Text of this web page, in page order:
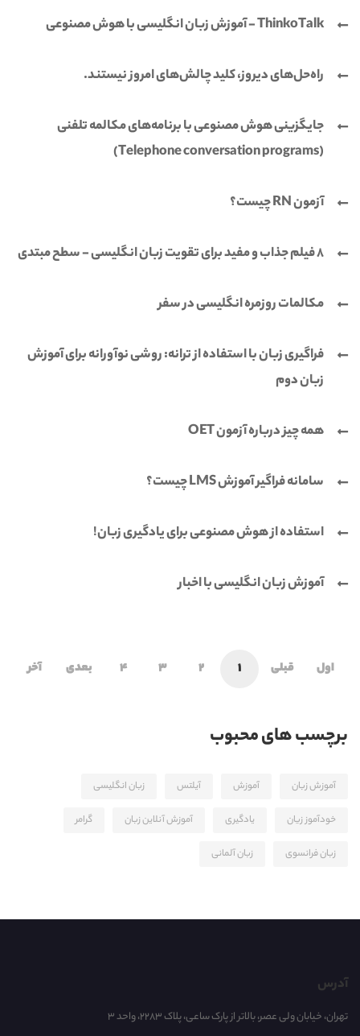
ThinkoTalk - آموزش زبان انگلیسی با هوش مصنوعی
راه‌حل‌های دیروز، کلید چالش‌های امروز نیستند.
جایگزینی هوش مصنوعی با برنامه‌های مکالمه تلفنی
(Telephone conversation programs)
آزمون RN چیست؟
8 فیلم جذاب و مفید برای تقویت زبان انگلیسی - سطح مبتدی
مکالمات روزمره انگلیسی در سفر
فراگیری زبان با استفاده از ترانه: روشی نوآورانه برای آموزش
زبان دوم
همه چیز درباره آزمون OET
سامانه فراگیر آموزش LMS چیست؟
استفاده از هوش مصنوعی برای یادگیری زبان!
آموزش زبان انگلیسی با اخبار
اول قبلی 1
2
3
4 بعدی آخر
برچسب های محبوب
آموزش زبان آموزش آیلتس زبان انگلیسی
خودآموز زیان یادگیری آموزش آنلاین زبان گرامر
زبان فرانسوی زبان آلمانی
آدرس
تهران، خیابان ولی عصر، بالاتر از پارک ساعی، پلاک 2283، واحد 3